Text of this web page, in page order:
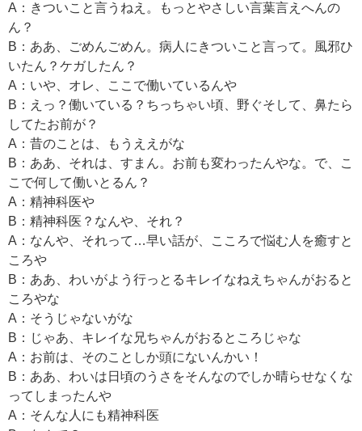
A：きついこと言うねえ。もっとやさしい言葉言えへんの
ん？
B：ああ、ごめんごめん。病人にきついこと言って。風邪ひ
いたん？ケガしたん？
A：いや、オレ、ここで働いているんや
B：えっ？働いている？ちっちゃい頃、野ぐそして、鼻たら
してたお前が？
A：昔のことは、もうええがな
B：ああ、それは、すまん。お前も変わったんやな。で、こ
こで何して働いとるん？
A：精神科医や
B：精神科医？なんや、それ？
A：なんや、それって…早い話が、こころで悩む人を癒すと
ころや
B：ああ、わいがよう行っとるキレイなねえちゃんがおると
ころやな
A：そうじゃないがな
B：じゃあ、キレイな兄ちゃんがおるところじゃな
A：お前は、そのことしか頭にないんかい！
B：ああ、わいは日頃のうさをそんなのでしか晴らせなくな
ってしまったんや
A：そんな人にも精神科医